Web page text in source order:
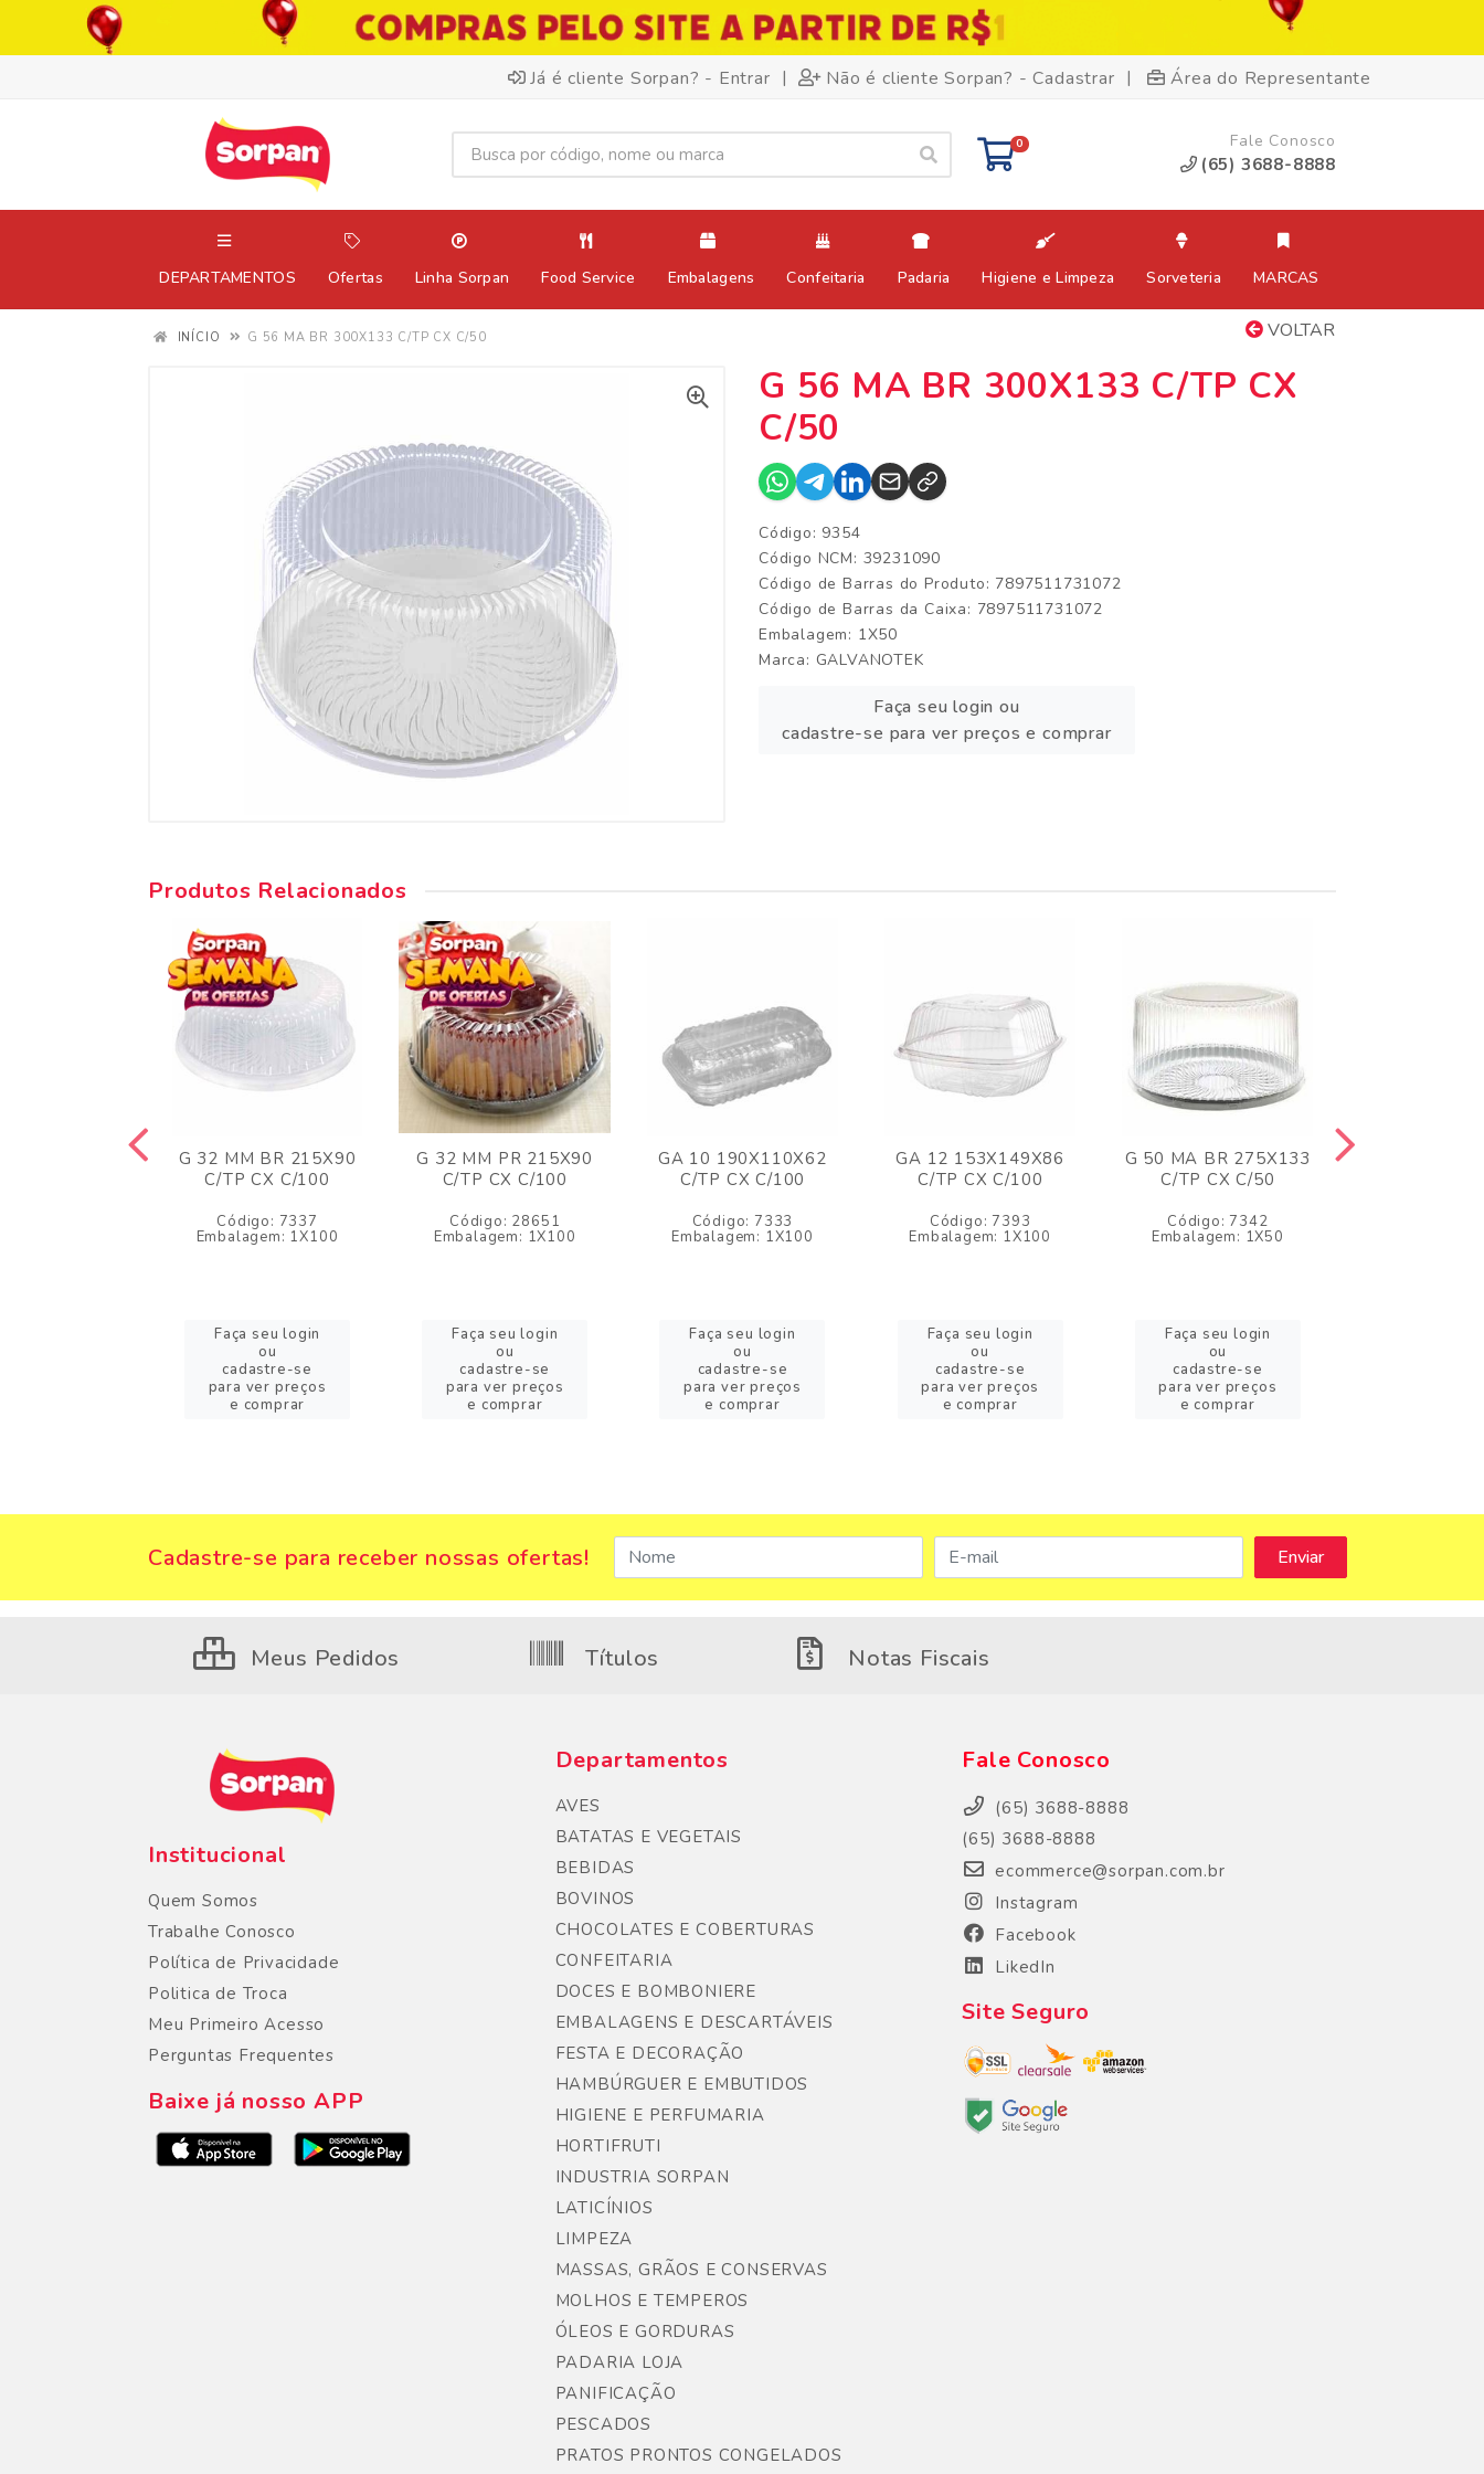
Já é cliente Sorpan? - Entrar | Não é cliente Sorpan? - Cadastrar | Área do Representante
0 Fale Conosco
(65) 3688-8888
DEPARTAMENTOS Ofertas Linha Sorpan Food Service Embalagens Confeitaria Padaria Higiene e Limpeza Sorveteria MARCAS
VOLTAR
INÍCIO G 56 MA BR 300X133 C/TP CX C/50
G 56 MA BR 300X133 C/TP CX
C/50
Código: 9354
Código NCM: 39231090
Código de Barras do Produto: 7897511731072
Código de Barras da Caixa: 7897511731072
Embalagem: 1X50
Marca: GALVANOTEK
Faça seu login ou
cadastre-se para ver preços e comprar
Produtos Relacionados
G 32 MM BR 215X90
C/TP CX C/100
Código: 7337
Embalagem: 1X100
Faça seu login
ou
cadastre-se
para ver preços
e comprar
G 32 MM PR 215X90
C/TP CX C/100
Código: 28651
Embalagem: 1X100
Faça seu login
ou
cadastre-se
para ver preços
e comprar
GA 10 190X110X62
C/TP CX C/100
Código: 7333
Embalagem: 1X100
Faça seu login
ou
cadastre-se
para ver preços
e comprar
GA 12 153X149X86
C/TP CX C/100
Código: 7393
Embalagem: 1X100
Faça seu login
ou
cadastre-se
para ver preços
e comprar
G 50 MA BR 275X133
C/TP CX C/50
Código: 7342
Embalagem: 1X50
Faça seu login
ou
cadastre-se
para ver preços
e comprar
Cadastre-se para receber nossas ofertas!
Meus Pedidos Títulos Notas Fiscais
Institucional
Quem Somos
Trabalhe Conosco
Política de Privacidade
Politica de Troca
Meu Primeiro Acesso
Perguntas Frequentes
Baixe já nosso APP
Departamentos
AVES
BATATAS E VEGETAIS
BEBIDAS
BOVINOS
CHOCOLATES E COBERTURAS
CONFEITARIA
DOCES E BOMBONIERE
EMBALAGENS E DESCARTÁVEIS
FESTA E DECORAÇÃO
HAMBÚRGUER E EMBUTIDOS
HIGIENE E PERFUMARIA
HORTIFRUTI
INDUSTRIA SORPAN
LATICÍNIOS
LIMPEZA
MASSAS, GRÃOS E CONSERVAS
MOLHOS E TEMPEROS
ÓLEOS E GORDURAS
PADARIA LOJA
PANIFICAÇÃO
PESCADOS
PRATOS PRONTOS CONGELADOS
Fale Conosco
(65) 3688-8888
(65) 3688-8888
ecommerce@sorpan.com.br
Instagram
Facebook
LikedIn
Site Seguro